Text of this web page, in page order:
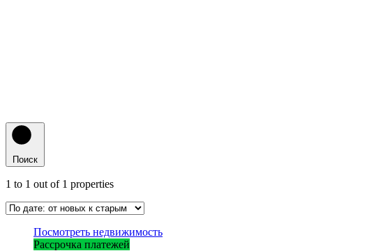
Поиск
1 to 1 out of 1 properties
Посмотреть недвижимость
Рассрочка платежей